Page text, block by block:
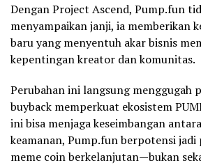
Dengan Project Ascend, Pump.fun
menyampaikan janji, ia memberikan
baru yang menyentuh akar bisnis
kepentingan kreator dan komunitas.
Perubahan ini langsung menggugah
buyback memperkuat ekosistem
ini bisa menjaga keseimbangan
keamanan, Pump.fun berpotensi
meme coin berkelanjutan—bukan